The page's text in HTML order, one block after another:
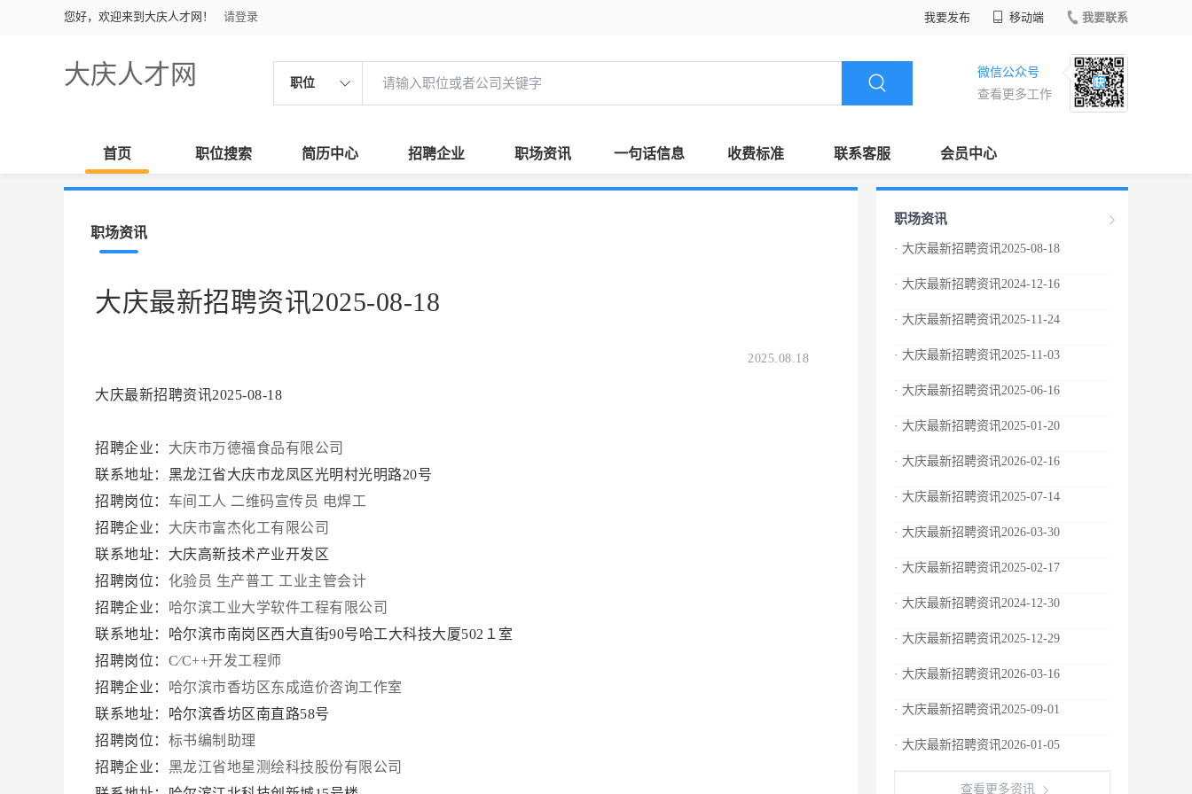
您好，欢迎来到大庆人才网！ 请登录 我要发布 移动端 我要联系
大庆人才网 职位
微信公众号
查看更多工作
首页 职位搜索 简历中心 招聘企业 职场资讯 一句话信息 收费标准 联系客服 会员中心
职场资讯
大庆最新招聘资讯2025-08-18
2025.08.18
大庆最新招聘资讯2025-08-18
招聘企业： 大庆市万德福食品有限公司
联系地址：黑龙江省大庆市龙凤区光明村光明路20号
招聘岗位： 车间工人 二维码宣传员 电焊工
招聘企业： 大庆市富杰化工有限公司
联系地址：大庆高新技术产业开发区
招聘岗位： 化验员 生产普工 工业主管会计
招聘企业：
哈尔滨工业大学软件工程有限公司
联系地址：哈尔滨市南岗区西大直街90号哈工大科技大厦502１室
招聘岗位： C∕C++开发工程师
招聘企业：
哈尔滨市香坊区东成造价咨询工作室
联系地址：哈尔滨香坊区南直路58号
招聘岗位： 标书编制助理
招聘企业： 黑龙江省地星测绘科技股份有限公司
职场资讯
· 大庆最新招聘资讯2025-08-18
· 大庆最新招聘资讯2024-12-16
· 大庆最新招聘资讯2025-11-24
· 大庆最新招聘资讯2025-11-03
· 大庆最新招聘资讯2025-06-16
· 大庆最新招聘资讯2025-01-20
· 大庆最新招聘资讯2026-02-16
· 大庆最新招聘资讯2025-07-14
· 大庆最新招聘资讯2026-03-30
· 大庆最新招聘资讯2025-02-17
· 大庆最新招聘资讯2024-12-30
· 大庆最新招聘资讯2025-12-29
· 大庆最新招聘资讯2026-03-16
· 大庆最新招聘资讯2025-09-01
· 大庆最新招聘资讯2026-01-05
查看更多资讯